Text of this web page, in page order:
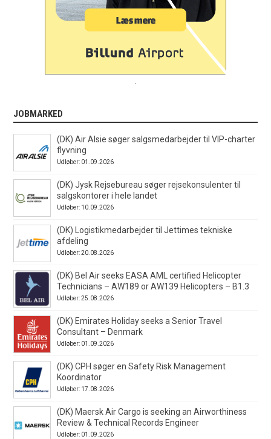
JOBMARKED
(DK) Air Alsie søger salgsmedarbejder til VIP-charter
flyvning
Udløber: 01.09.2026
(DK) Jysk Rejsebureau søger rejsekonsulenter til
salgskontorer i hele landet
Udløber: 10.09.2026
(DK) Logistikmedarbejder til Jettimes tekniske
afdeling
Udløber: 20.08.2026
(DK) Bel Air seeks EASA AML certified Helicopter
Technicians – AW189 or AW139 Helicopters – B1.3
Udløber: 25.08.2026
(DK) Emirates Holiday seeks a Senior Travel
Consultant – Denmark
Udløber: 01.09.2026
(DK) CPH søger en Safety Risk Management
Koordinator
Udløber: 17.08.2026
(DK) Maersk Air Cargo is seeking an Airworthiness
Review & Technical Records Engineer
Udløber: 01.09.2026